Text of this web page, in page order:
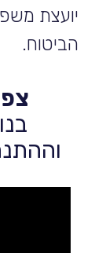
יועצת
הביטוח.